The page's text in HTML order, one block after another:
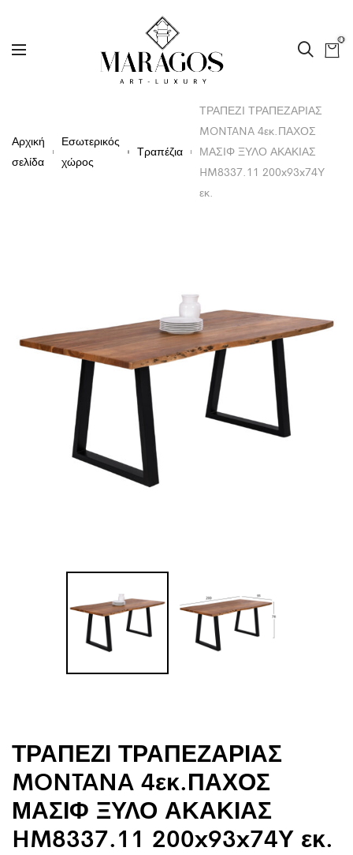
0
Αρχική
σελίδα
Εσωτερικός
χώρος
Τραπέζια
ΤΡΑΠΕΖΙ ΤΡΑΠΕΖΑΡΙΑΣ
MONTANA 4εκ.ΠΑΧΟΣ
ΜΑΣΙΦ ΞΥΛΟ ΑΚΑΚΙΑΣ
HM8337.11 200x93x74Υ
εκ.
ΤΡΑΠΕΖΙ ΤΡΑΠΕΖΑΡΙΑΣ
MONTANA 4εκ.ΠΑΧΟΣ
ΜΑΣΙΦ ΞΥΛΟ ΑΚΑΚΙΑΣ
HM8337.11 200x93x74Υ εκ.